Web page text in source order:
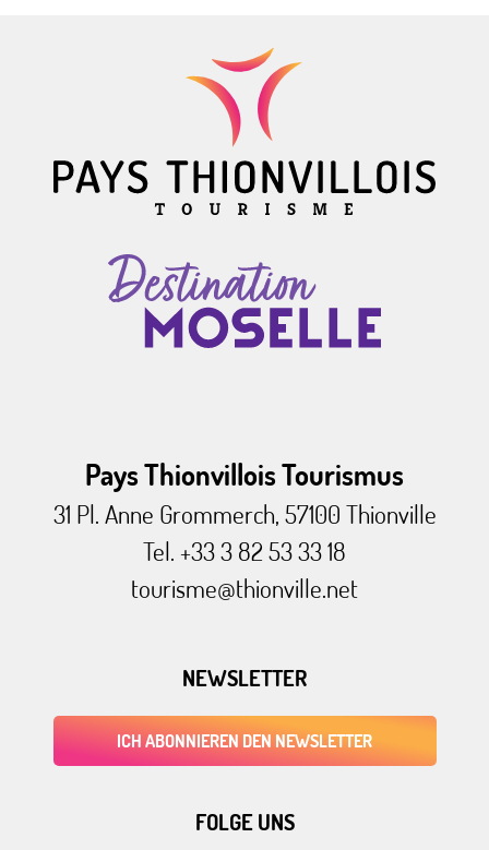
Pays Thionvillois Tourismus
31 Pl. Anne Grommerch, 57100 Thionville
Tel. +33 3 82 53 33 18
tourisme@thionville.net
NEWSLETTER
ICH ABONNIEREN DEN NEWSLETTER
FOLGE UNS